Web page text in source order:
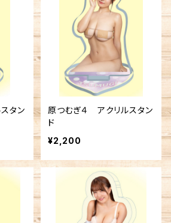
タン
原つむぎ４ アクリルスタン
ド
¥2,200